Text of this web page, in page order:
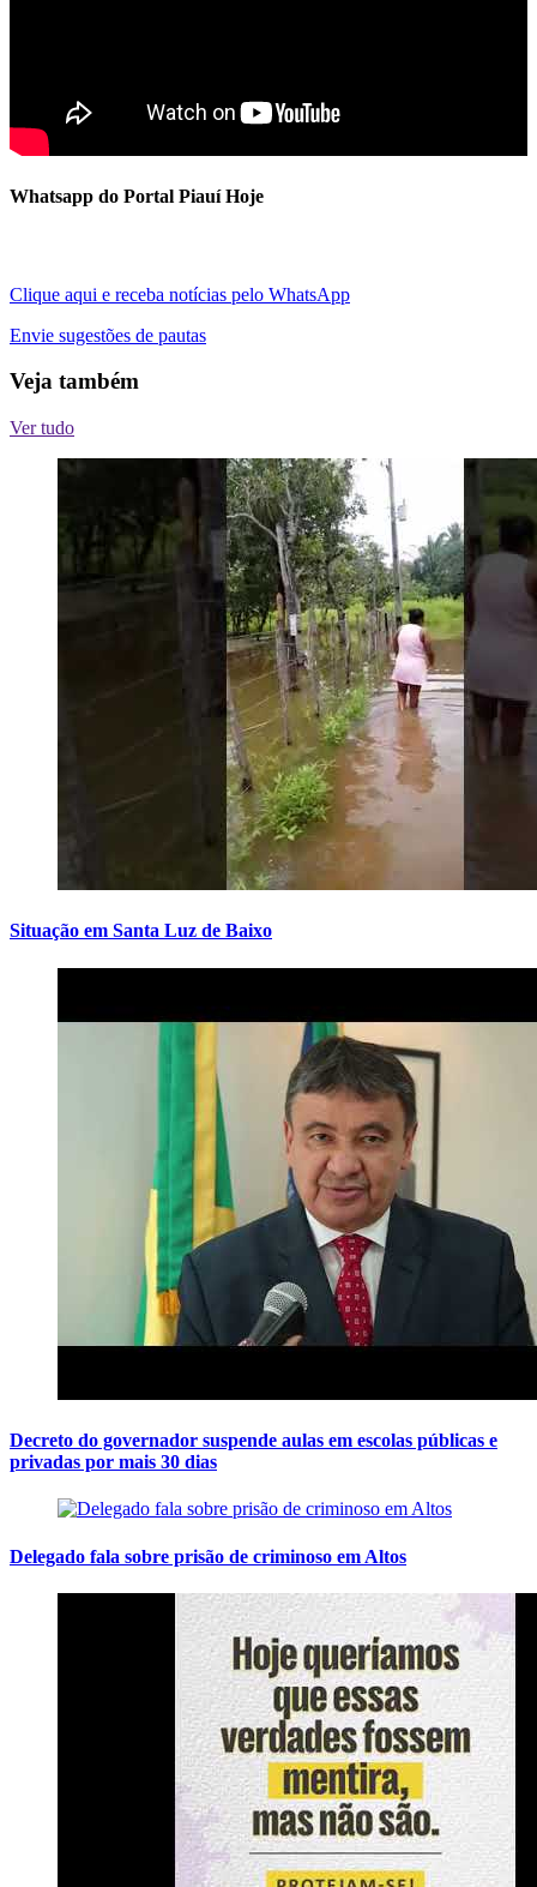
Whatsapp do Portal Piauí Hoje
Clique aqui e receba notícias pelo WhatsApp
Envie sugestões de pautas
Veja também
Ver tudo
Situação em Santa Luz de Baixo
Decreto do governador suspende aulas em escolas públicas e
privadas por mais 30 dias
Delegado fala sobre prisão de criminoso em Altos